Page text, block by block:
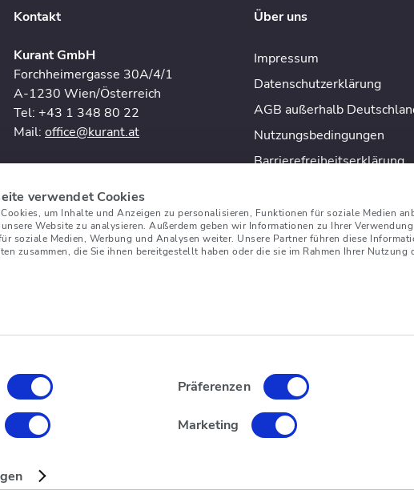
verwendet Cookies
um Inhalte und Anzeigen zu personalisieren, Funktionen für soziale Medien
Website zu analysieren. Außerdem geben wir Informationen zu Ihrer
soziale Medien, Werbung und Analysen weiter. Unsere Partner führen diese
zusammen, die Sie ihnen bereitgestellt haben oder die sie im Rahmen Ihrer Nutzung
Präferenzen
Marketing
Kontakt
Kurant GmbH
Forchheimergasse 30A/4/1
A-1230 Wien/Österreich
Tel: +43 1 348 80 22
Mail: office@kurant.at
Innstraße 69B
D-94032 Passau/Deutschland
Tel: +49 851 881 933 00
Mail:office@kurant.net
Mail:office@kurant.es
Über uns
Impressum
Datenschutzerklärung
AGB außerhalb
Nutzungsbedingungen
Barrierefreiheitserklärung